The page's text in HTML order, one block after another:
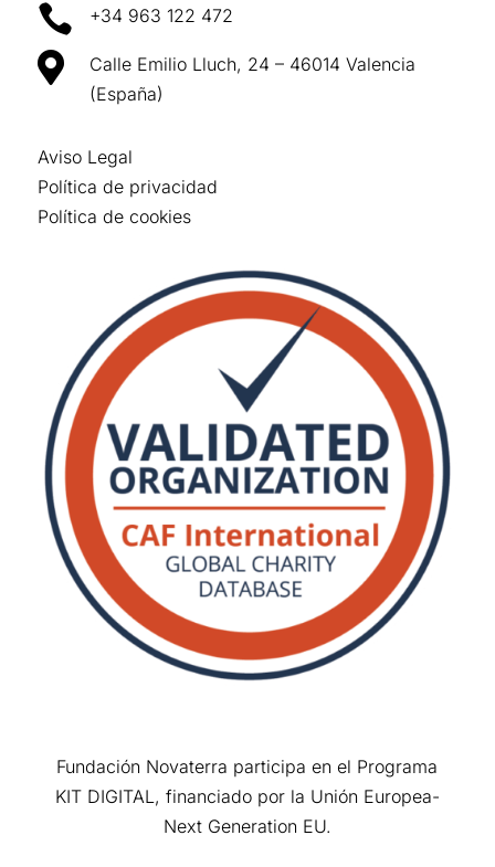
 +34 963 122 472

Calle Emilio Lluch, 24 – 46014 Valencia
(España)
Aviso Legal
Política de privacidad
Política de cookies
Fundación Novaterra participa en el Programa
KIT DIGITAL, financiado por la Unión Europea-
Next Generation EU.